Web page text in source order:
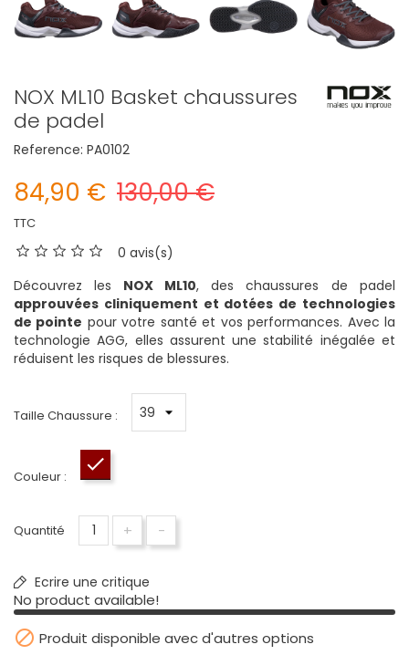
NOX ML10 Basket chaussures
de padel
Reference: PA0102
84,90 € 130,00 €
TTC
0 avis(s)
Découvrez les NOX ML10, des chaussures de padel
approuvées cliniquement et dotées de technologies
de pointe pour votre santé et vos performances. Avec la
technologie AGG, elles assurent une stabilité inégalée et
réduisent les risques de blessures.
Taille Chaussure :
Couleur :
Quantité + -
Ecrire une critique
No product available!
 Produit disponible avec d'autres options